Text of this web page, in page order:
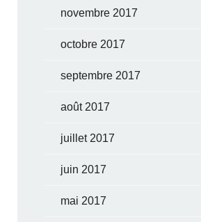
novembre 2017
octobre 2017
septembre 2017
août 2017
juillet 2017
juin 2017
mai 2017